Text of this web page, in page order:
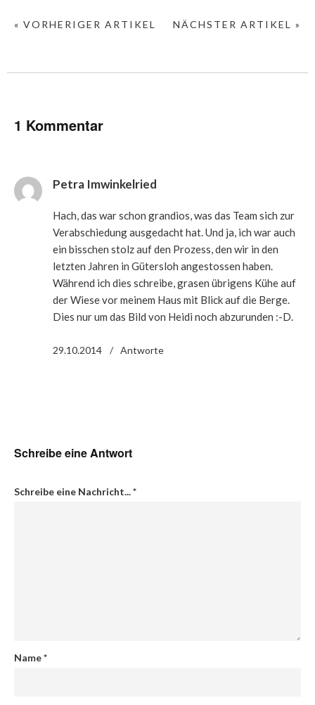
NÄCHSTER ARTIKEL »
« VORHERIGER ARTIKEL
1 Kommentar
Petra Imwinkelried
Hach, das war schon grandios, was das Team sich zur
Verabschiedung ausgedacht hat. Und ja, ich war auch
ein bisschen stolz auf den Prozess, den wir in den
letzten Jahren in Gütersloh angestossen haben.
Während ich dies schreibe, grasen übrigens Kühe auf
der Wiese vor meinem Haus mit Blick auf die Berge.
Dies nur um das Bild von Heidi noch abzurunden :-D.
29.10.2014 Antworte
Schreibe eine Antwort
Schreibe eine Nachricht...*
Name*